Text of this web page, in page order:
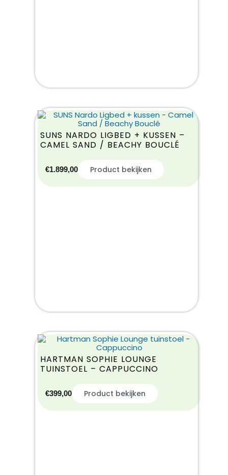
SUNS NARDO LIGBED + KUSSEN –
CAMEL SAND / BEACHY BOUCLÉ
€1.899,00 Product bekijken
HARTMAN SOPHIE LOUNGE
TUINSTOEL – CAPPUCCINO
€399,00 Product bekijken